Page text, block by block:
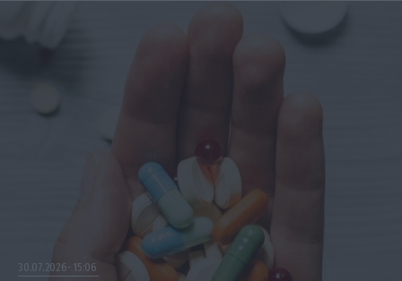
30.07.2026 15:06